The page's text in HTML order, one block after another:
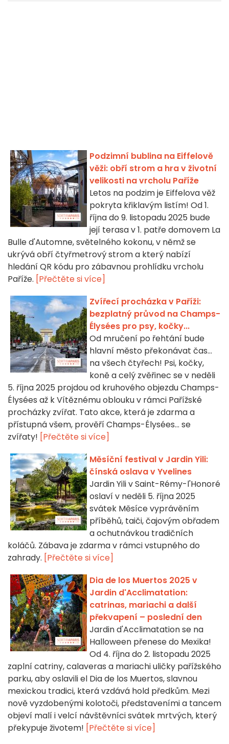
Podzimní bublina na Eiffelově
věži: obří strom a hra v životní
velikosti na vrcholu Paříže
Letos na podzim je Eiffelova věž
pokryta křiklavým listím! Od 1.
října do 9. listopadu 2025 bude
její terasa v 1. patře domovem La
Bulle d'Automne, světelného kokonu, v němž se
ukrývá obří čtyřmetrový strom a který nabízí
hledání QR kódu pro zábavnou prohlídku vrcholu
Paříže. [Přečtěte si více]
Zvířecí procházka v Paříži:
bezplatný průvod na Champs-
Élysées pro psy, kočky...
Od mručení po řehtání bude
hlavní město překonávat čas...
na všech čtyřech! Psi, kočky,
koně a celý zvěřinec se v neděli
5. října 2025 projdou od kruhového objezdu Champs-
Élysées až k Vítěznému oblouku v rámci Pařížské
procházky zvířat. Tato akce, která je zdarma a
přístupná všem, prověří Champs-Élysées... se
zvířaty! [Přečtěte si více]
Měsíční festival v Jardin Yili:
čínská oslava v Yvelines
Jardin Yili v Saint-Rémy-l'Honoré
oslaví v neděli 5. října 2025
svátek Měsíce vyprávěním
příběhů, taiči, čajovým obřadem
a ochutnávkou tradičních
koláčů. Zábava je zdarma v rámci vstupného do
zahrady. [Přečtěte si více]
Dia de los Muertos 2025 v
Jardin d'Acclimatation:
catrinas, mariachi a další
překvapení – poslední den
Jardin d'Acclimatation se na
Halloween přenese do Mexika!
Od 4. října do 2. listopadu 2025
zaplní catriny, calaveras a mariachi uličky pařížského
parku, aby oslavili el Dia de los Muertos, slavnou
mexickou tradici, která vzdává hold předkům. Mezi
nově vyzdobenými kolotoči, představeními a tancem
objeví malí i velcí návštěvníci svátek mrtvých, který
překypuje životem! [Přečtěte si více]